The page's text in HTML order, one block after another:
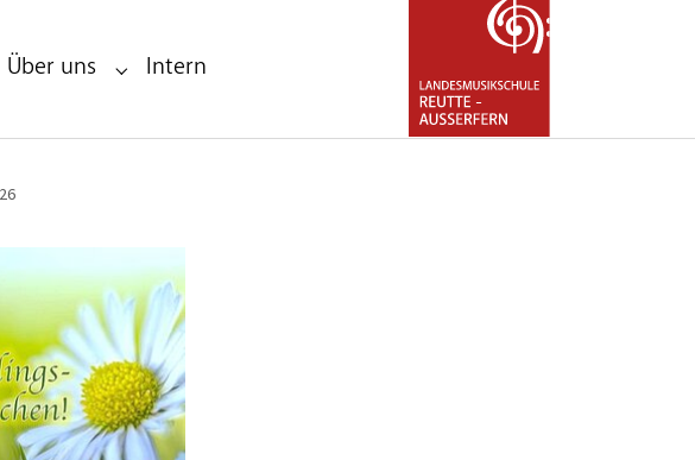
Über uns Submenu for "Über uns"
Intern